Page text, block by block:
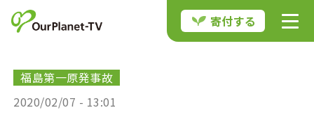
寄付する
福島第一原発事故
2020/02/07 - 13:01